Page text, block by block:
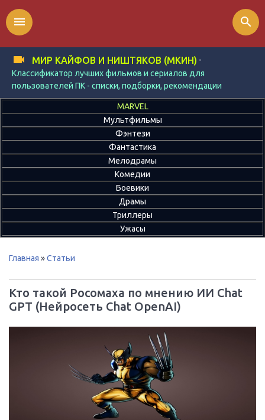
МИР КАЙФОВ И НИШТЯКОВ (МКИН) -
Классификатор лучших фильмов и сериалов для
пользователей ПК - списки, подборки, рекомендации
menu search
MARVEL
Мультфильмы
Фэнтези
Фантастика
Мелодрамы
Комедии
Боевики
Драмы
Триллеры
Ужасы
Главная »Статьи
Кто такой Росомаха по мнению ИИ Chat
GPT (Нейросеть Chat OpenAI)